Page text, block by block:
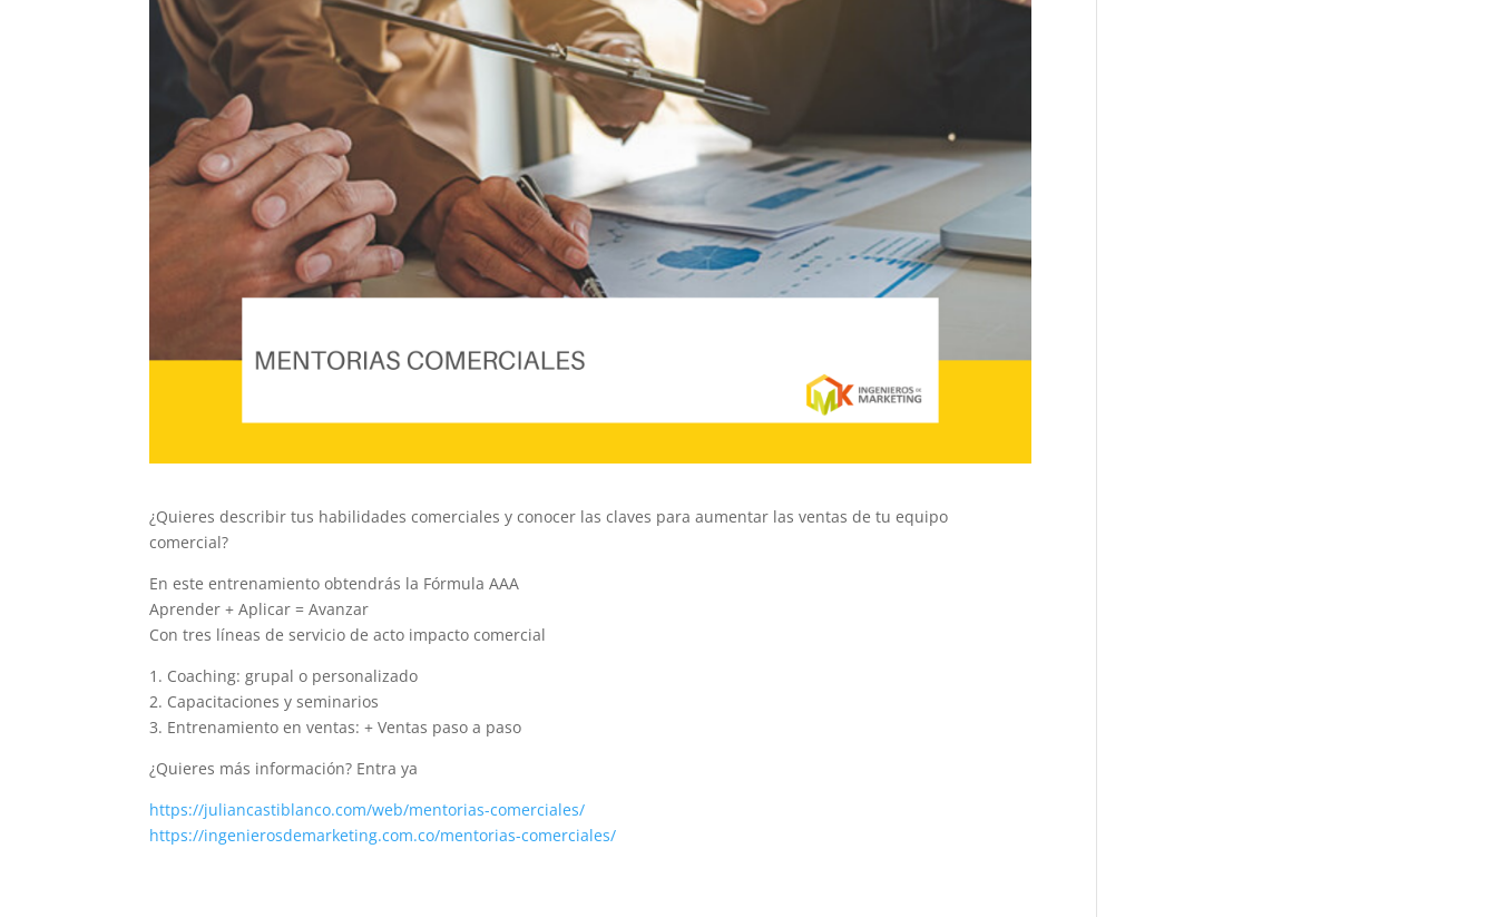
¿Quieres describir tus habilidades comerciales y conocer las claves para aumentar las ventas de tu equipo
comercial?
En este entrenamiento obtendrás la Fórmula AAA
Aprender + Aplicar = Avanzar
Con tres líneas de servicio de acto impacto comercial
1. Coaching: grupal o personalizado
2. Capacitaciones y seminarios
3. Entrenamiento en ventas: + Ventas paso a paso
¿Quieres más información? Entra ya
https://juliancastiblanco.com/web/mentorias-comerciales/
https://ingenierosdemarketing.com.co/mentorias-comerciales/